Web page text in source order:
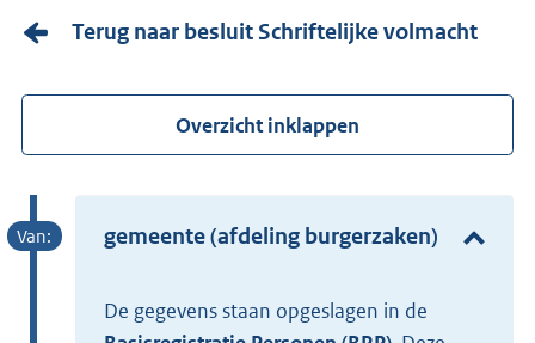
Terug naar besluit Schriftelijke volmacht
Overzicht inklappen
gemeente (afdeling burgerzaken)
De gegevens staan opgeslagen in de